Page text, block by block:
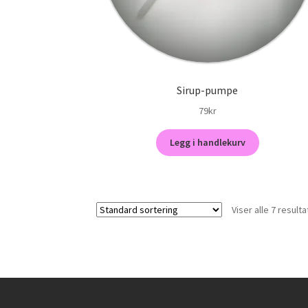
Sirup-pumpe
79kr
Legg i handlekurv
Viser alle 7